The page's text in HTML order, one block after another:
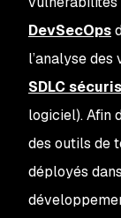
DevSecOps
l’analyse
SDLC
logiciel). Afin
des outils de
déployés